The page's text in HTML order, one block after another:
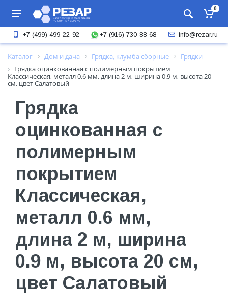
0
+7 (499) 499-22-92 +7 (916) 730-88-68 info@rezar.ru
Каталог Дом и дача Грядка, клумба сборные
Грядки
Грядка оцинкованная с полимерным покрытием
Классическая, металл 0.6 мм, длина 2 м, ширина 0.9 м, высота 20
см, цвет Салатовый
Грядка
оцинкованная с
полимерным
покрытием
Классическая,
металл 0.6 мм,
длина 2 м, ширина
0.9 м, высота 20 см,
цвет Салатовый